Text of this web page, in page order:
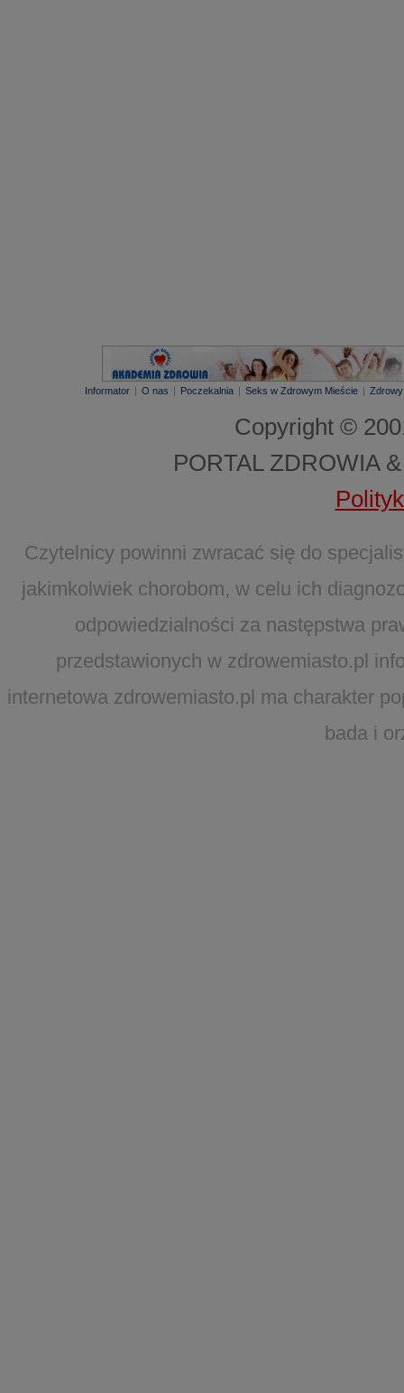
Informator | O nas | Poczekalnia | Seks w Zdrowym Mieście |
Copyright ©
PORTAL ZDROWIA
Czytelnicy powinni zwracać się do
jakimkolwiek chorobom, w celu ich
odpowiedzialności za następstwa
przedstawionych w zdrowemiasto.pl
internetowa zdrowemiasto.pl ma charakter
bada i